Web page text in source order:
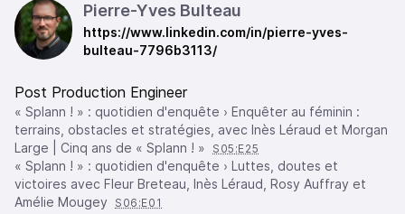
Pierre-Yves Bulteau
https://www.linkedin.com/in/pierre-yves-
bulteau-7796b3113/
Post Production Engineer
« Splann ! » : quotidien d'enquête › Enquêter au féminin :
terrains, obstacles et stratégies, avec Inès Léraud et Morgan
Large | Cinq ans de « Splann ! »
S05:E25
« Splann ! » : quotidien d'enquête › Luttes, doutes et
victoires avec Fleur Breteau, Inès Léraud, Rosy Auffray et
Amélie Mougey
S06:E01